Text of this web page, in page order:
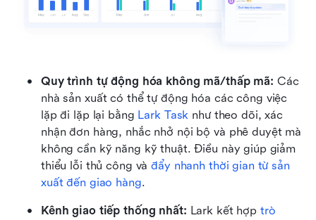
Quy trình tự động hóa không mã/thấp mã: Các
nhà sản xuất có thể tự động hóa các công việc
lặp đi lặp lại bằng Lark Task như theo dõi, xác
nhận đơn hàng, nhắc nhở nội bộ và phê duyệt mà
không cần kỹ năng kỹ thuật. Điều này giúp giảm
thiểu lỗi thủ công và đẩy nhanh thời gian từ sản
xuất đến giao hàng.
Kênh giao tiếp thống nhất: Lark kết hợp trò